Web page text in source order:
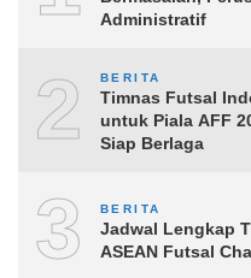
Administratif
2 BERITA
Timnas Futsal
untuk Piala AFF
Siap Berlaga
3 BERITA
Jadwal Lengkap
ASEAN Futsal